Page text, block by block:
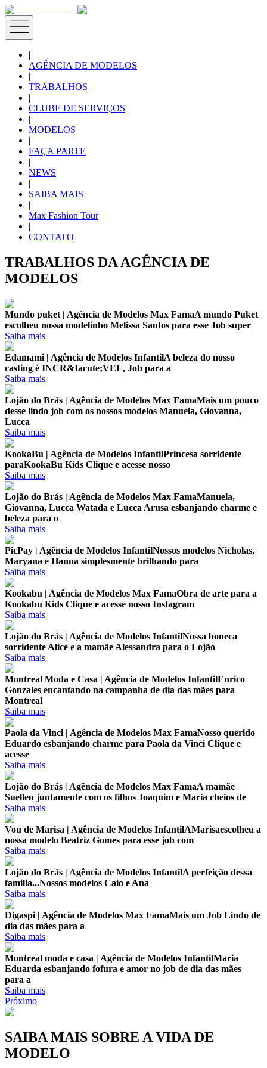
|
AGÊNCIA DE MODELOS
|
TRABALHOS
|
CLUBE DE SERVIÇOS
|
MODELOS
|
FAÇA PARTE
|
NEWS
|
SAIBA MAIS
|
Max Fashion Tour
|
CONTATO
TRABALHOS DA AGÊNCIA DE
MODELOS
Mundo puket | Agência de Modelos Max FamaA mundo Puket
escolheu nossa modelinho Melissa Santos para esse Job super
Saiba mais
Edamami | Agência de Modelos InfantilA beleza do nosso
casting é INCR&Iacute;VEL, Job para a
Saiba mais
Lojão do Brás | Agência de Modelos Max FamaMais um pouco
desse lindo job com os nossos modelos Manuela, Giovanna,
Lucca
Saiba mais
KookaBu | Agência de Modelos InfantilPrincesa sorridente
paraKookaBu Kids Clique e acesse nosso
Saiba mais
Lojão do Brás | Agência de Modelos Max FamaManuela,
Giovanna, Lucca Watada e Lucca Arusa esbanjando charme e
beleza para o
Saiba mais
PicPay | Agência de Modelos InfantilNossos modelos Nicholas,
Maryana e Hanna simplesmente brilhando para
Saiba mais
Kookabu | Agência de Modelos Max FamaObra de arte para a
Kookabu Kids Clique e acesse nosso Instagram
Saiba mais
Lojão do Brás | Agência de Modelos InfantilNossa boneca
sorridente Alice e a mamãe Alessandra para o Lojão
Saiba mais
Montreal Moda e Casa | Agência de Modelos InfantilEnrico
Gonzales encantando na campanha de dia das mães para
Montreal
Saiba mais
Paola da Vinci | Agência de Modelos Max FamaNosso querido
Eduardo esbanjando charme para Paola da Vinci Clique e
acesse
Saiba mais
Lojão do Brás | Agência de Modelos Max FamaA mamãe
Suellen juntamente com os filhos Joaquim e Maria cheios de
Saiba mais
Vou de Marisa | Agência de Modelos InfantilAMarisaescolheu a
nossa modelo Beatriz Gomes para esse job com
Saiba mais
Lojão do Brás | Agência de Modelos InfantilA perfeição dessa
familia...Nossos modelos Caio e Ana
Saiba mais
Digaspi | Agência de Modelos Max FamaMais um Job Lindo de
dia das mães para a
Saiba mais
Montreal moda e casa | Agência de Modelos InfantilMaria
Eduarda esbanjando fofura e amor no job de dia das mães
para a
Saiba mais
Próximo
SAIBA MAIS SOBRE A VIDA DE
MODELO